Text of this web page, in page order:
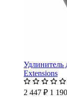
Удлинитель
Extensions
2 447 ₽ 1